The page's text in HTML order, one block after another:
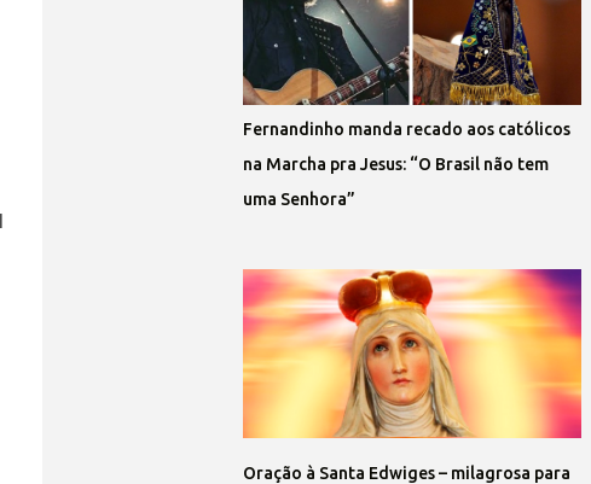
Fernandinho manda recado aos católicos
na Marcha pra Jesus: “O Brasil não tem
uma Senhora”
Oração à Santa Edwiges – milagrosa para